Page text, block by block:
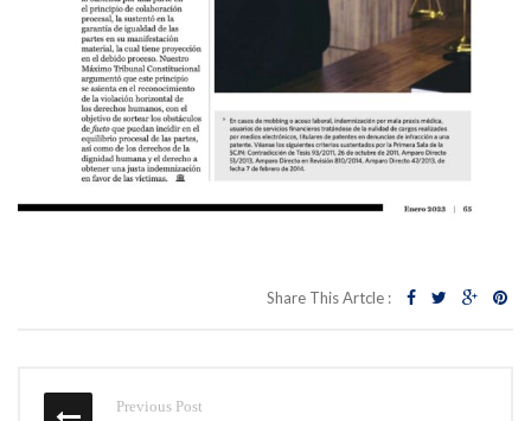
Share This Artcle :
Previous Post